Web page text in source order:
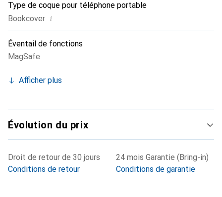
Type de coque pour téléphone portable
Bookcover i
Éventail de fonctions
MagSafe
Afficher plus
Évolution du prix
Droit de retour de 30 jours
Conditions de retour
24 mois Garantie (Bring-in)
Conditions de garantie